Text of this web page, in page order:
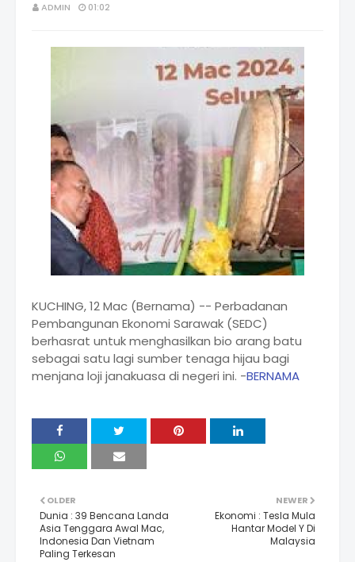
ADMIN 01:02
KUCHING, 12 Mac (Bernama) -- Perbadanan
Pembangunan Ekonomi Sarawak (SEDC)
berhasrat untuk menghasilkan bio arang batu
sebagai satu lagi sumber tenaga hijau bagi
menjana loji janakuasa di negeri ini. -BERNAMA
NEWER
Ekonomi : Tesla Mula
Hantar Model Y Di
Malaysia
OLDER
Dunia : 39 Bencana Landa
Asia Tenggara Awal Mac,
Indonesia Dan Vietnam
Paling Terkesan